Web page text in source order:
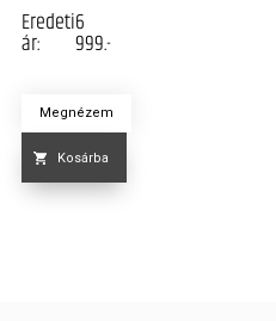
Eredeti
ár:
6
999.-
Megnézem
Kosárba